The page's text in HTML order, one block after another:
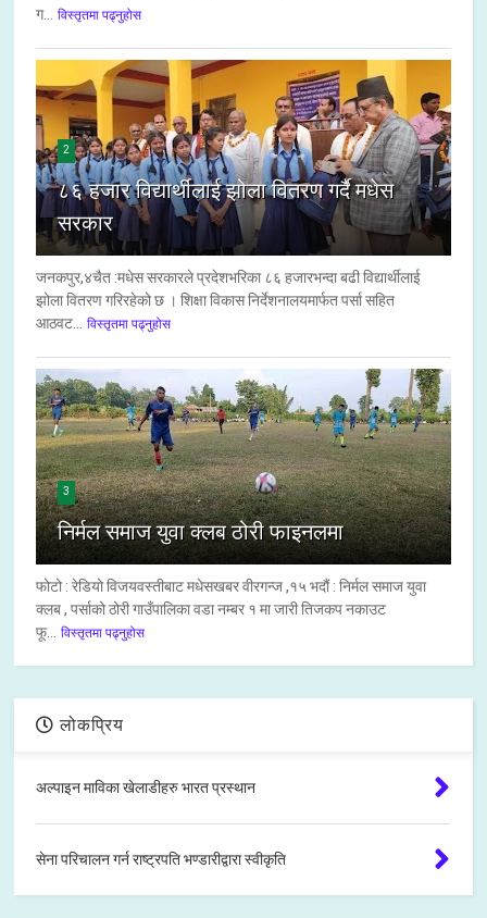
ग...
विस्तृतमा पढ्नुहोस
2
८६ हजार विद्यार्थीलाई झोला वितरण गर्दै मधेस
सरकार
जनकपुर,४चैत :मधेस सरकारले प्रदेशभरिका ८६ हजारभन्दा बढी विद्यार्थीलाई
झोला वितरण गरिरहेको छ । शिक्षा विकास निर्देशनालयमार्फत पर्सा सहित
आठवट...
विस्तृतमा पढ्नुहोस
3
निर्मल समाज युवा क्लब ठोरी फाइनलमा
फोटो : रेडियो विजयवस्तीबाट मधेसखबर वीरगन्ज ,१५ भदौं : निर्मल समाज युवा
क्लब , पर्साको ठोरी गाउँपालिका वडा नम्बर १ मा जारी तिजकप नकाउट
फू...
विस्तृतमा पढ्नुहोस
लोकप्रिय
अल्पाइन माविका खेलाडीहरु भारत प्रस्थान
सेना परिचालन गर्न राष्ट्रपति भण्डारीद्वारा स्वीकृति